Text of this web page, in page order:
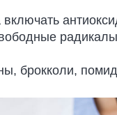
брокколи,